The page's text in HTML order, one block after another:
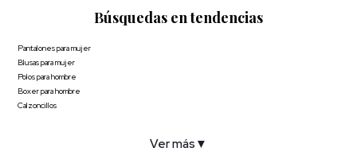
Búsquedas en tendencias
Pantalones para mujer
Blusas para mujer
Polos para hombre
Boxer para hombre
Calzoncillos
Ver más ▼